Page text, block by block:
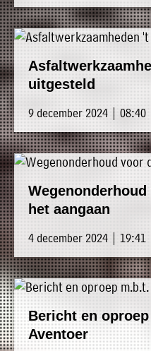
uitgesteld
9 december 2024 | 08:40
het aangaan
4 december 2024 | 19:41
Bericht en
Aventoer